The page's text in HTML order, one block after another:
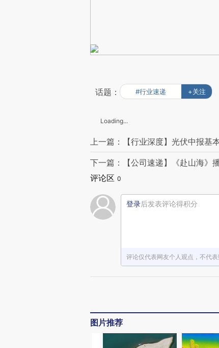
话题： #行业速递 +关注
Loading...
上一篇：【行业深度】光伏中报基
下一篇：【公司速递】《赴山海》
评论区 0
登录后发表评论得积分
评论仅代表网友个人观点，不代
图片推荐